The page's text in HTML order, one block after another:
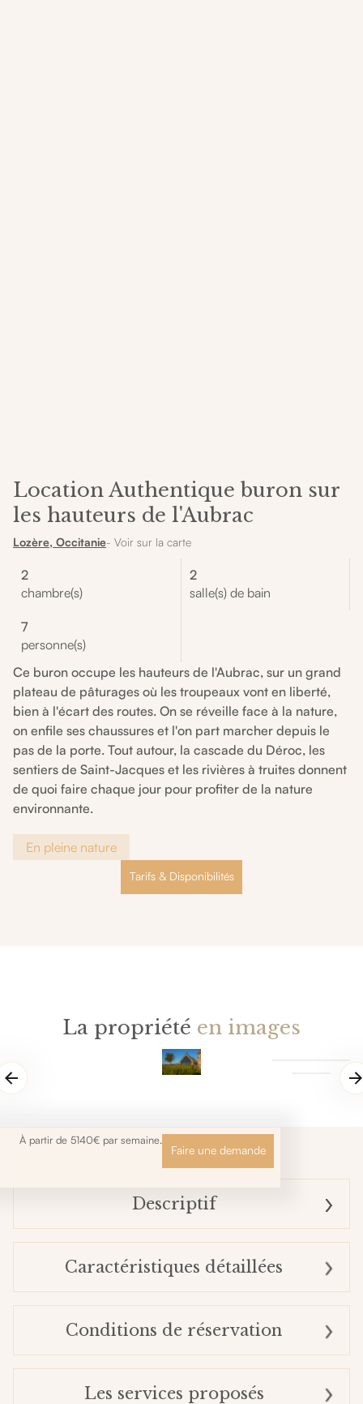
Location Authentique buron sur
les hauteurs de l'Aubrac
Lozère, Occitanie- Voir sur la carte
2
chambre(s)
2
salle(s) de bain
7
personne(s)
Ce buron occupe les hauteurs de l'Aubrac, sur un grand
plateau de pâturages où les troupeaux vont en liberté,
bien à l'écart des routes. On se réveille face à la nature,
on enfile ses chaussures et l'on part marcher depuis le
pas de la porte. Tout autour, la cascade du Déroc, les
sentiers de Saint-Jacques et les rivières à truites donnent
de quoi faire chaque jour pour profiter de la nature
environnante.
En pleine nature
Tarifs & Disponibilités
La propriété en images
À partir de 5140€ par semaine.
Faire une demande
Descriptif
Caractéristiques détaillées
Conditions de réservation
Les services proposés